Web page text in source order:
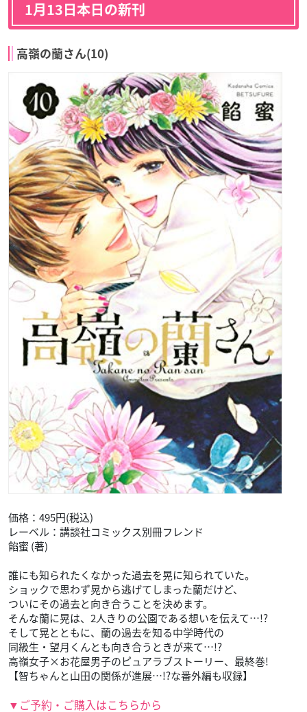
1月13日本日の新刊
高嶺の蘭さん(10)
価格：495円(税込)
レーベル：講談社コミックス別冊フレンド
餡蜜 (著)
誰にも知られたくなかった過去を晃に知られていた。
ショックで思わず晃から逃げてしまった蘭だけど、
ついにその過去と向き合うことを決めます。
そんな蘭に晃は、2人きりの公園である想いを伝えて…!?
そして晃とともに、蘭の過去を知る中学時代の
同級生・望月くんとも向き合うときが来て…!?
高嶺女子×お花屋男子のピュアラブストーリー、最終巻!
【智ちゃんと山田の関係が進展…!?な番外編も収録】
▼ご予約・ご購入はこちらから